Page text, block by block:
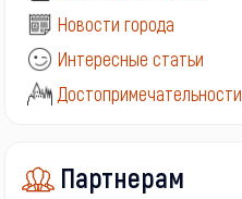
Новости города
Интересные статьи
Достопримечательности
Партнерам